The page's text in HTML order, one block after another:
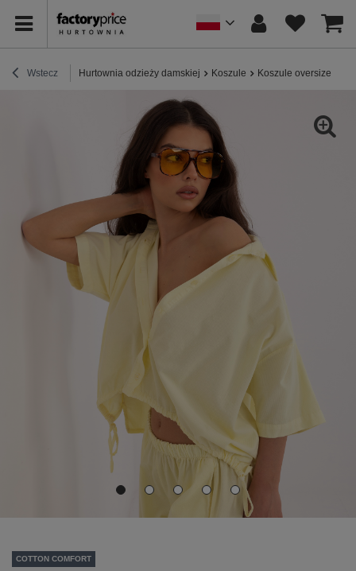
Wstecz Hurtownia odzieży damskiej Koszule Koszule oversize
COTTON COMFORT